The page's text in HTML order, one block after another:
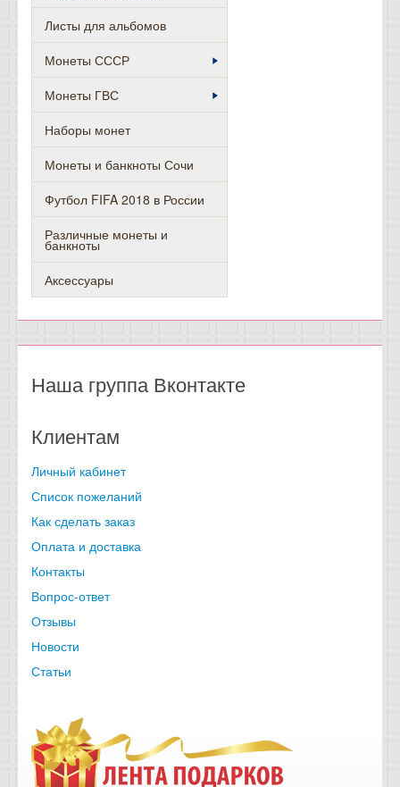
Листы для альбомов
Монеты СССР
Монеты ГВС
Наборы монет
Монеты и банкноты Сочи
Футбол FIFA 2018 в России
Различные монеты и
банкноты
Аксессуары
Наша группа Вконтакте
Клиентам
Личный кабинет
Список пожеланий
Как сделать заказ
Оплата и доставка
Контакты
Вопрос-ответ
Отзывы
Новости
Статьи